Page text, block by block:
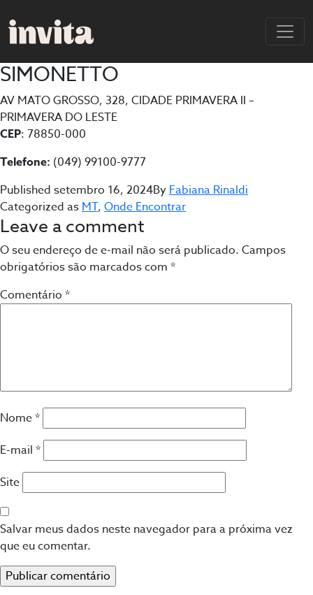
SIMONETTO
AV MATO GROSSO, 328, CIDADE PRIMAVERA II –
PRIMAVERA DO LESTE
CEP: 78850-000
Telefone: (049) 99100-9777
Published setembro 16, 2024ByFabiana Rinaldi
Categorized asMT, Onde Encontrar
Leave a comment
O seu endereço de e-mail não será publicado. Campos
obrigatórios são marcados com *
Comentário *
Nome*
E-mail *
Site
Salvar meus dados neste navegador para a próxima vez
que eu comentar.